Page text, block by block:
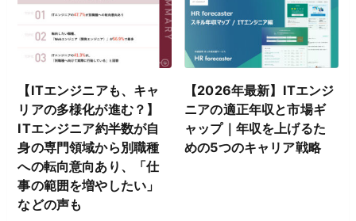
【ITエンジニアも、キャ
リアの多様化が進む？】
ITエンジニア約半数が自
身の専門領域から別職種
への転向意向あり、「仕
事の範囲を増やしたい」
などの声も
【2026年最新】ITエンジ
ニアの適正年収と市場ギ
ャップ｜年収を上げるた
めの5つのキャリア戦略